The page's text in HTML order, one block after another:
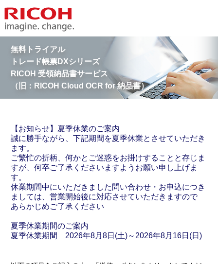
無料トライアル
トレード帳票DXシリーズ
RICOH 受領納品書サービス
（旧：RICOH Cloud OCR for 納品書）
【お知らせ】夏季休業のご案内
誠に勝手ながら、下記期間を夏季休業とさせていただき
ます。
ご繁忙の折柄、何かとご迷惑をお掛けすることと存じま
すが、何卒ご了承くださいますようお願い申し上げま
す。
休業期間中にいただきました問い合わせ・お申込につき
ましては、営業開始後に対応させていただきますので
あらかじめご了承ください
夏季休業期間のご案内
夏季休業期間 2026年8月8日(土)～2026年8月16日(日)